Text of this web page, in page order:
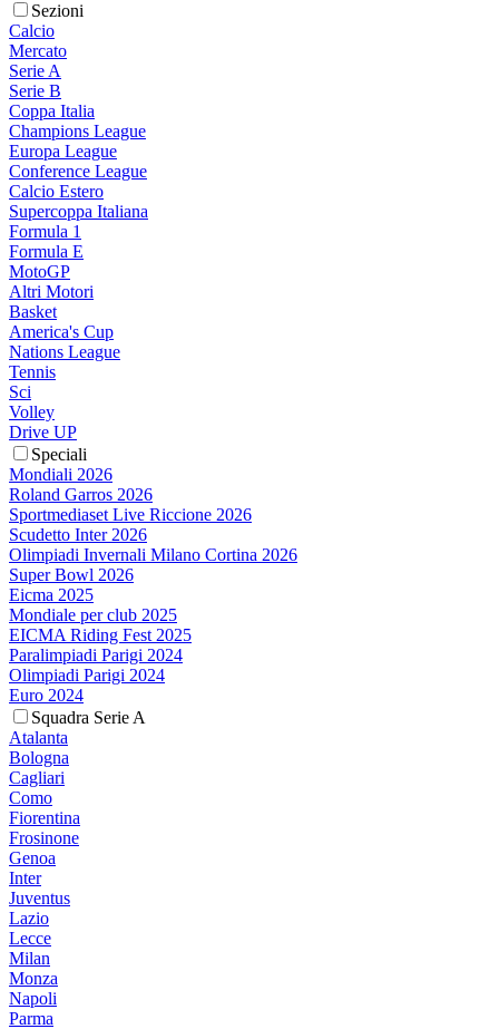
Sezioni
Calcio
Mercato
Serie A
Serie B
Coppa Italia
Champions League
Europa League
Conference League
Calcio Estero
Supercoppa Italiana
Formula 1
Formula E
MotoGP
Altri Motori
Basket
America's Cup
Nations League
Tennis
Sci
Volley
Drive UP
Speciali
Mondiali 2026
Roland Garros 2026
Sportmediaset Live Riccione 2026
Scudetto Inter 2026
Olimpiadi Invernali Milano Cortina 2026
Super Bowl 2026
Eicma 2025
Mondiale per club 2025
EICMA Riding Fest 2025
Paralimpiadi Parigi 2024
Olimpiadi Parigi 2024
Euro 2024
Squadra Serie A
Atalanta
Bologna
Cagliari
Como
Fiorentina
Frosinone
Genoa
Inter
Juventus
Lazio
Lecce
Milan
Monza
Napoli
Parma